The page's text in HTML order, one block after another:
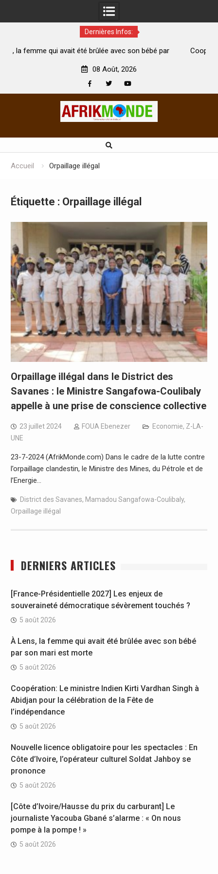
Dernières Infos:
brûlée avec son bébé par
Coopération: Le ministre Indien
08 Août, 2026
Accueil Orpaillage illégal
Étiquette : Orpaillage illégal
Orpaillage illégal dans le District des
Savanes : le Ministre Sangafowa-Coulibaly
appelle à une prise de conscience collective
23 juillet 2024 FOUA Ebenezer Economie, Z-LA-
UNE
23-7-2024 (AfrikMonde.com) Dans le cadre de la lutte contre
l’orpaillage clandestin, le Ministre des Mines, du Pétrole et de
l’Energie…
District des Savanes, Mamadou Sangafowa-Coulibaly,
Orpaillage illégal
DERNIERS ARTICLES
[France-Présidentielle 2027] Les enjeux de
souveraineté démocratique sévèrement touchés ?
5 août 2026
À Lens, la femme qui avait été brûlée avec son bébé
par son mari est morte
5 août 2026
Coopération: Le ministre Indien Kirti Vardhan Singh à
Abidjan pour la célébration de la Fête de
l’indépendance
5 août 2026
Nouvelle licence obligatoire pour les spectacles : En
Côte d’Ivoire, l’opérateur culturel Soldat Jahboy se
prononce
5 août 2026
[Côte d’Ivoire/Hausse du prix du carburant] Le
journaliste Yacouba Gbané s’alarme : « On nous
pompe à la pompe ! »
5 août 2026